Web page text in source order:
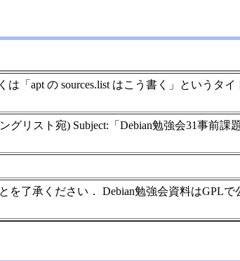
「apt の sources.list はこう書く」というタ
グリスト宛) Subject:「Debian勉強会31事前
了承ください． Debian勉強会資料はGPLで